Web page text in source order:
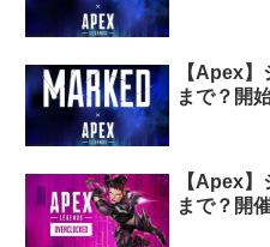
【Apex
まで？開
【Apex
まで？開